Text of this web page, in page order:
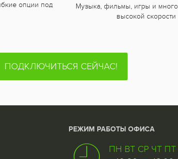
опции под
Музыка, фильмы, игры и
высокой скорости
ПОДКЛЮЧИТЬСЯ СЕЙЧАС!
РЕЖИМ РАБОТЫ ОФИСА
ПН ВТ СР ЧТ ПТ